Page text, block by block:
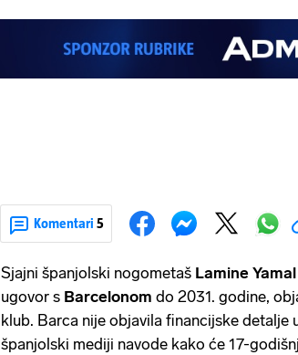
Komentari 5
Sjajni španjolski nogometaš Lamine Yamal
ugovor s Barcelonom do 2031. godine,
klub. Barca nije objavila financijske detalje
španjolski mediji navode kako će 17-